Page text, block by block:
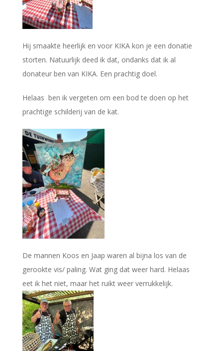
Hij smaakte heerlijk en voor KIKA kon je een donatie
storten. Natuurlijk deed ik dat, ondanks dat ik al
donateur ben van KIKA. Een prachtig doel.
Helaas ben ik vergeten om een bod te doen op het
prachtige schilderij van de kat.
De mannen Koos en Jaap waren al bijna los van de
gerookte vis/ paling. Wat ging dat weer hard. Helaas
eet ik het niet, maar het ruikt weer verrukkelijk.